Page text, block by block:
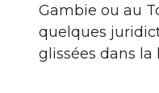
Gambie ou au
quelques
glissées dans la